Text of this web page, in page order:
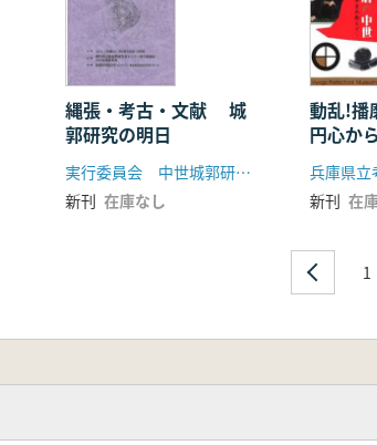
縄張・考古・文献 城
郭研究の明日
実行委員会 中世城郭研究会
新刊 在庫なし
動乱!
円心か
兵庫県立
新刊 在
1